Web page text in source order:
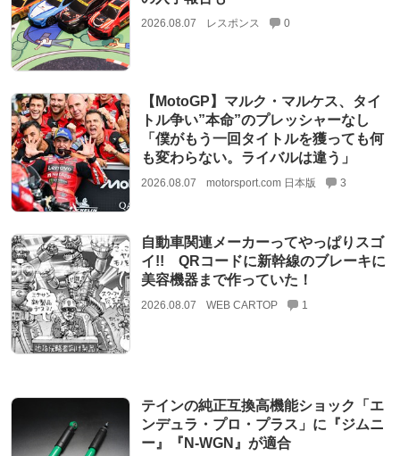
2026.08.07 レスポンス 0
【MotoGP】マルク・マルケス、タイ
トル争い”本命”のプレッシャーなし
「僕がもう一回タイトルを獲っても何
も変わらない。ライバルは違う」
2026.08.07 motorsport.com 日本版 3
自動車関連メーカーってやっぱりスゴ
イ!! QRコードに新幹線のブレーキに
美容機器まで作っていた！
2026.08.07 WEB CARTOP 1
テインの純正互換高機能ショック「エ
ンデュラ・プロ・プラス」に『ジムニ
ー』『N-WGN』が適合